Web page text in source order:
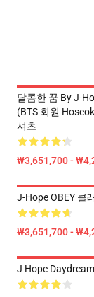
달콤한 꿈 By J-
(BTS 회원
셔츠
₩3,651,700 -
J-Hope OBEY 클
₩3,651,700 -
J Hope